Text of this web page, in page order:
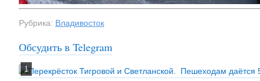
Рубрика: Владивосток
Обсудить в Telegram